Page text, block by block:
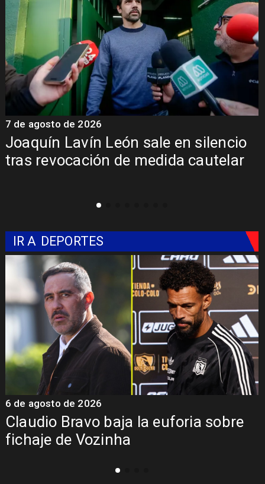
Joaquín Lavín León sale en silencio
tras revocación de medida cautelar
7 de agosto de 2026
IR A DEPORTES
Claudio Bravo baja la euforia sobre
fichaje de Vozinha
6 de agosto de 2026